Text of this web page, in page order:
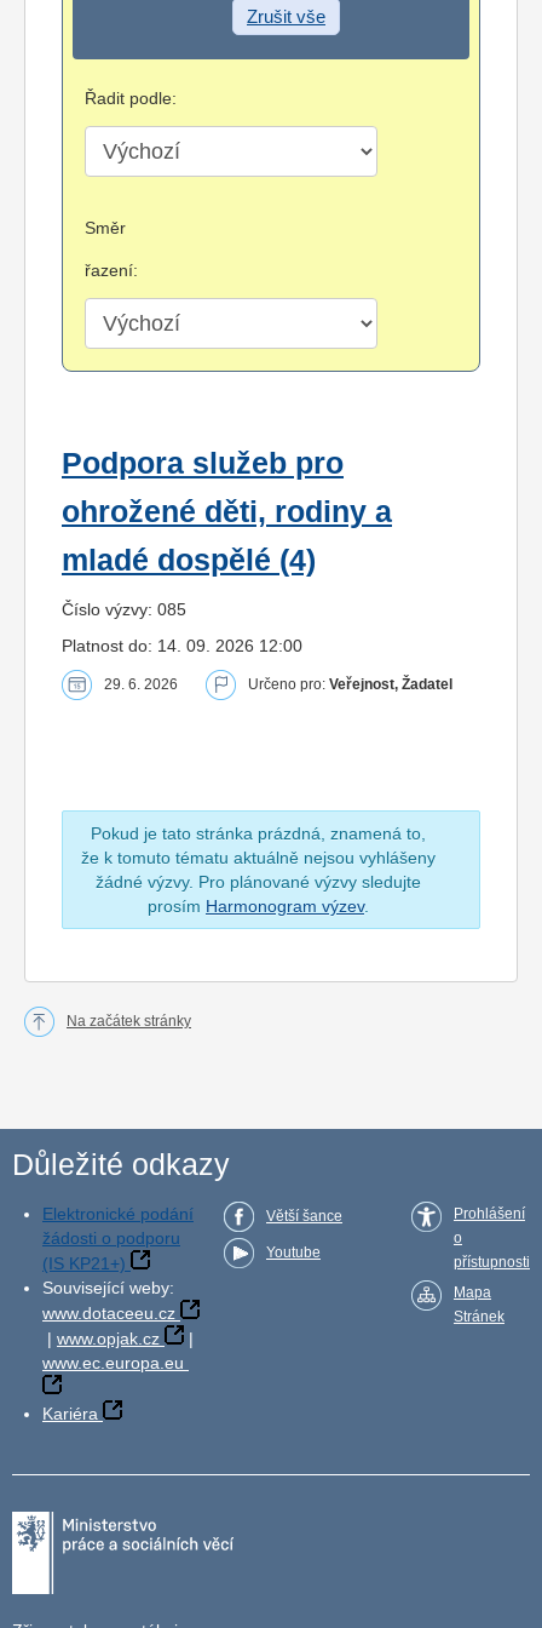
Zrušit vše
Řadit podle:
Směr
řazení:
Podpora služeb pro
ohrožené děti, rodiny a
mladé dospělé (4)
Číslo výzvy: 085
Platnost do: 14. 09. 2026 12:00
29. 6. 2026 Určeno pro: Veřejnost, Žadatel
Pokud je tato stránka prázdná, znamená to,
že k tomuto tématu aktuálně nejsou vyhlášeny
žádné výzvy. Pro plánované výzvy sledujte
prosím Harmonogram výzev.
Na začátek stránky
Důležité odkazy
Elektronické podání
žádosti o podporu
(IS KP21+)
Související weby:
www.dotaceeu.cz
| www.opjak.cz
|
www.ec.europa.eu
Kariéra
Větší šance
Youtube
Prohlášení
o
přístupnosti
Mapa
Stránek